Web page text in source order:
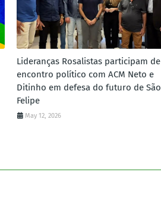
Lideranças Rosalistas participam de
encontro político com ACM Neto e
Ditinho em defesa do futuro de São
Felipe
May 12, 2026